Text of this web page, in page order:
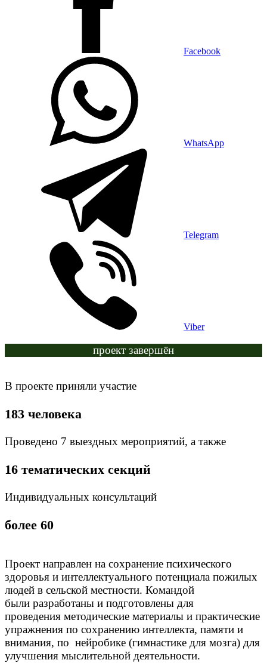
Facebook
WhatsApp
Telegram
Viber
проект завершён
В проекте приняли участие
183 человека
Проведено 7 выездных мероприятий, а также
16 тематических секций
Индивидуальных консультаций
более 60
Проект направлен на сохранение психического
здоровья и интеллектуального потенциала пожилых
людей в сельской местности. Командой
были разработаны и подготовлены для
проведения методические материалы и практические
упражнения по сохранению интеллекта, памяти и
внимания, по нейробике (гимнастике для мозга) для
улучшения мыслительной деятельности.